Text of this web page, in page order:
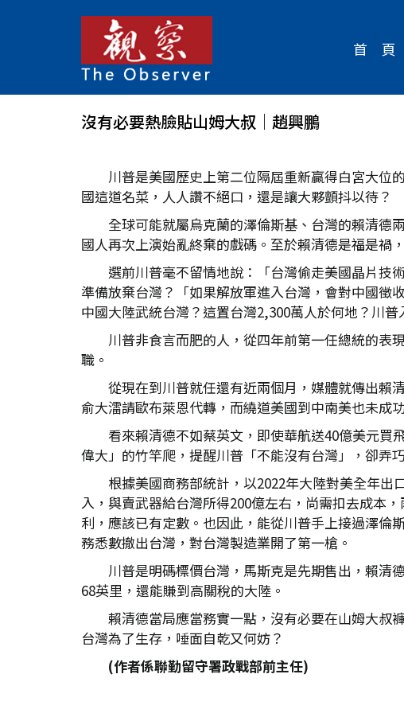
首 頁
沒有必要熱臉貼山姆大叔│趙興鵬
川普是美國歷史上第二位隔屆重新贏得白宮大位
國這道名菜，人人讚不絕口，還是讓大夥顫抖以待？
全球可能就屬烏克蘭的澤倫斯基、台灣的賴清德
國人再次上演始亂終棄的戲碼。至於賴清德是福是禍
選前川普毫不留情地說：「台灣偷走美國晶片技
準備放棄台灣？「如果解放軍進入台灣，會對中國徵
中國大陸武統台灣？這置台灣2,300萬人於何地？川
川普非食言而肥的人，從四年前第一任總統的表
職。
從現在到川普就任還有近兩個月，媒體就傳出賴
俞大㵢請歐布萊恩代轉，而繞道美國到中南美也未成
看來賴清德不如蔡英文，即使華航送40億美元買
偉大」的竹竿爬，提醒川普「不能沒有台灣」，卻弄
根據美國商務部統計，以2022年大陸對美全年
入，與賣武器給台灣所得200億左右，尚需扣去成本
利，應該已有定數。也因此，能從川普手上接過澤倫
務悉數撤出台灣，對台灣製造業開了第一槍。
川普是明碼標價台灣，馬斯克是先期售出，賴清
68英里，還能賺到高關稅的大陸。
賴清德當局應當務實一點，沒有必要在山姆大叔
台灣為了生存，唾面自乾又何妨？
(作者係聯勤留守署政戰部前主任)